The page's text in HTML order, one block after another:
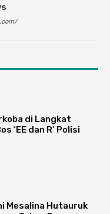
di Langkat
‘EE dan R’ Polisi
Mesalina Hutauruk